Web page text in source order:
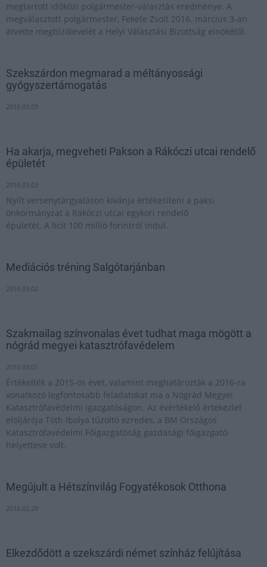
megtartott időközi polgármester-választás eredménye. A
megválasztott polgármester, Fekete Zsolt 2016. március 3-án
átvette megbízólevelét a Helyi Választási Bizottság elnökétől.
Szekszárdon megmarad a méltányossági
gyógyszertámogatás
2016.03.03
Ha akarja, megveheti Pakson a Rákóczi utcai rendelő
épületét
2016.03.03
Nyílt versenytárgyaláson kívánja értékesíteni a paksi
önkormányzat a Rákóczi utcai egykori rendelő
épületét. A licit 100 millió forintról indul.
Mediációs tréning Salgótarjánban
2016.03.02
Szakmailag színvonalas évet tudhat maga mögött a
nógrád megyei katasztrófavédelem
2016.03.01
Értékelték a 2015-ös évet, valamint meghatározták a 2016-ra
vonatkozó legfontosabb feladatokat ma a Nógrád Megyei
Katasztrófavédelmi Igazgatóságon. Az évértékelő értekezlet
elöljárója Tóth Ibolya tűzoltó ezredes, a BM Országos
Katasztrófavédelmi Főigazgatóság gazdasági főigazgató-
helyettese volt.
Megújult a Hétszínvilág Fogyatékosok Otthona
2016.02.29
Elkezdődött a szekszárdi német színház felújítása